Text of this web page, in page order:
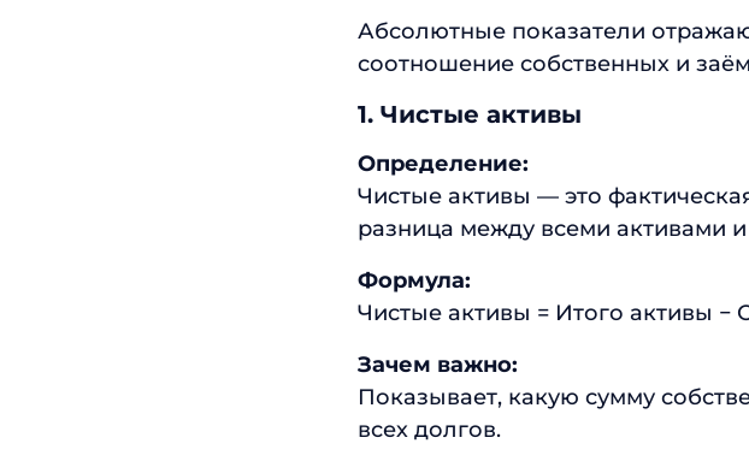
Абсолютные показатели
соотношение собственных и
1. Чистые активы
Определение:
Чистые активы — это
разница между всеми активами и
Формула:
Чистые активы = Итого активы −
Зачем важно:
Показывает, какую сумму
всех долгов.